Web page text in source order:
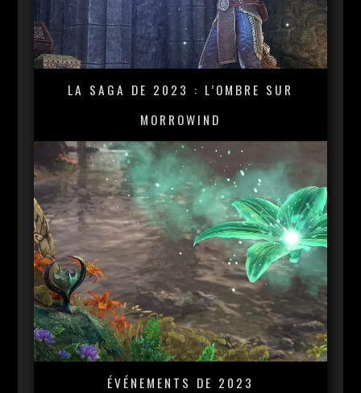
LA SAGA DE 2023 : L’OMBRE SUR
MORROWIND
ÉVÉNEMENTS DE 2023